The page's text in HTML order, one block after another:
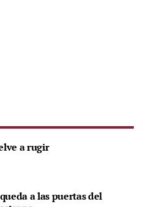
a rugir
a las puertas del